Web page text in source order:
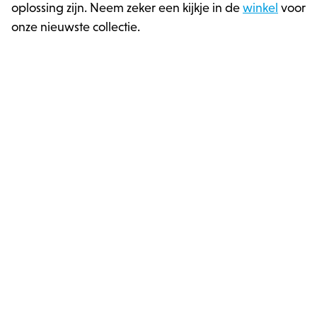
oplossing zijn. Neem zeker een kijkje in de winkel voor
onze nieuwste collectie.